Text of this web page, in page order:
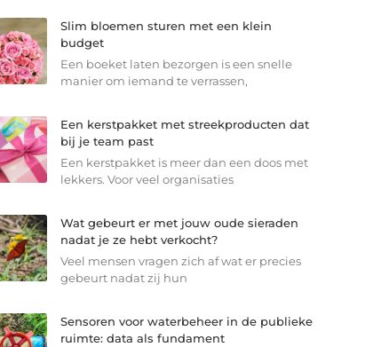
Slim bloemen sturen met een klein
budget
Een boeket laten bezorgen is een snelle
manier om iemand te verrassen,
Een kerstpakket met streekproducten dat
bij je team past
Een kerstpakket is meer dan een doos met
lekkers. Voor veel organisaties
Wat gebeurt er met jouw oude sieraden
nadat je ze hebt verkocht?
Veel mensen vragen zich af wat er precies
gebeurt nadat zij hun
Sensoren voor waterbeheer in de publieke
ruimte: data als fundament